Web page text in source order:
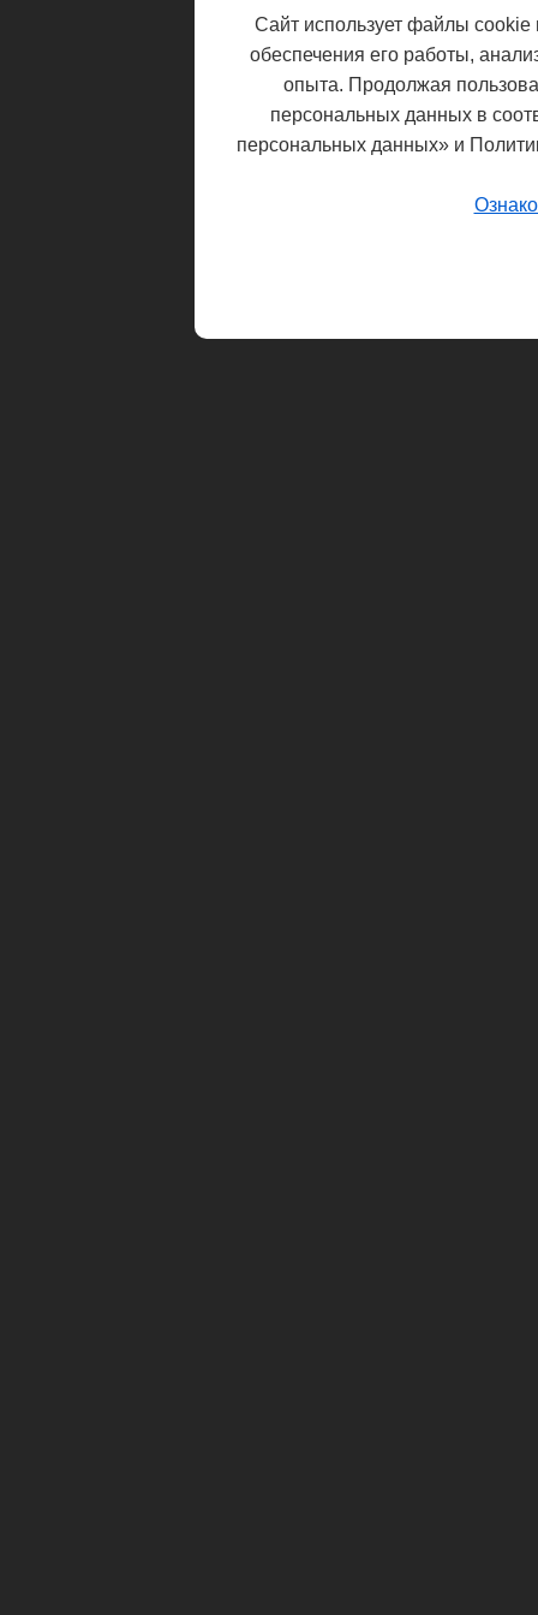
Сайт использует файлы cookie
обеспечения его работы,
опыта. Продолжая
персональных данных в
персональных данных» и